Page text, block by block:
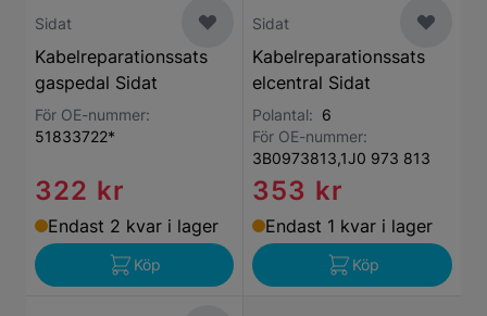
Sidat
Kabelreparationssats
gaspedal Sidat
För OE-nummer:
51833722*
322 kr
Endast 2 kvar i lager
Köp
Sidat
Kabelreparationssats
elcentral Sidat
Polantal: 6
För OE-nummer:
3B0973813,1J0 973 813
353 kr
Endast 1 kvar i lager
Köp